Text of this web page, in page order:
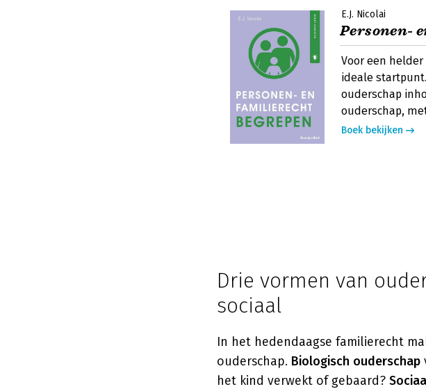
E.J. Nicolai
Personen-
Voor een
ideale
ouderschap
ouderschap,
Boek bekijken
Drie vormen van
sociaal
In het hedendaagse familierecht
ouderschap. Biologisch ouderschap
het kind verwekt of gebaard?